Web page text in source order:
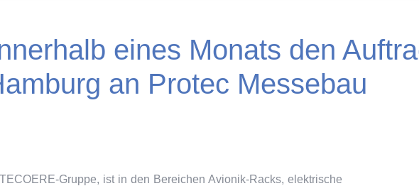
eines Monats den
an Protec Messebau
Gruppe, ist in den Bereichen Avionik-Racks, elektrische